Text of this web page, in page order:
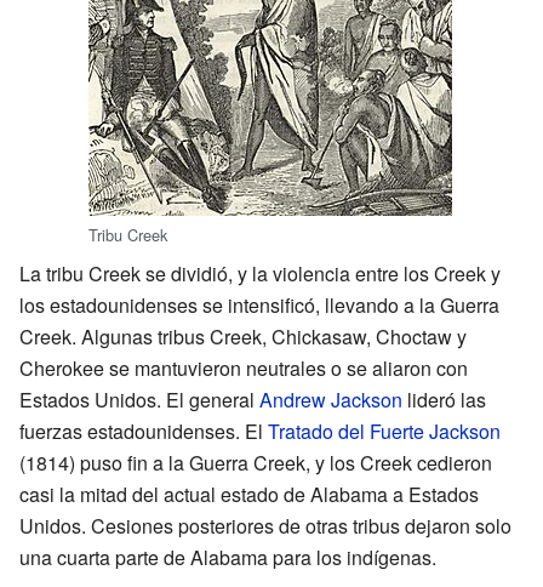
Tribu Creek
La tribu Creek se dividió, y la violencia entre los Creek y
los estadounidenses se intensificó, llevando a la Guerra
Creek. Algunas tribus Creek, Chickasaw, Choctaw y
Cherokee se mantuvieron neutrales o se aliaron con
Estados Unidos. El general Andrew Jackson lideró las
fuerzas estadounidenses. El Tratado del Fuerte Jackson
(1814) puso fin a la Guerra Creek, y los Creek cedieron
casi la mitad del actual estado de Alabama a Estados
Unidos. Cesiones posteriores de otras tribus dejaron solo
una cuarta parte de Alabama para los indígenas.